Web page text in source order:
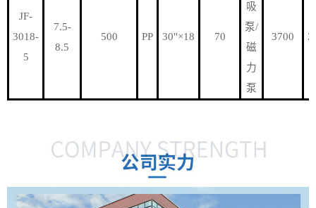
JF-
3018-
5
7.5-
8.5
500 PP 30"×18 70
吸
泵/
磁
力
泵
3700